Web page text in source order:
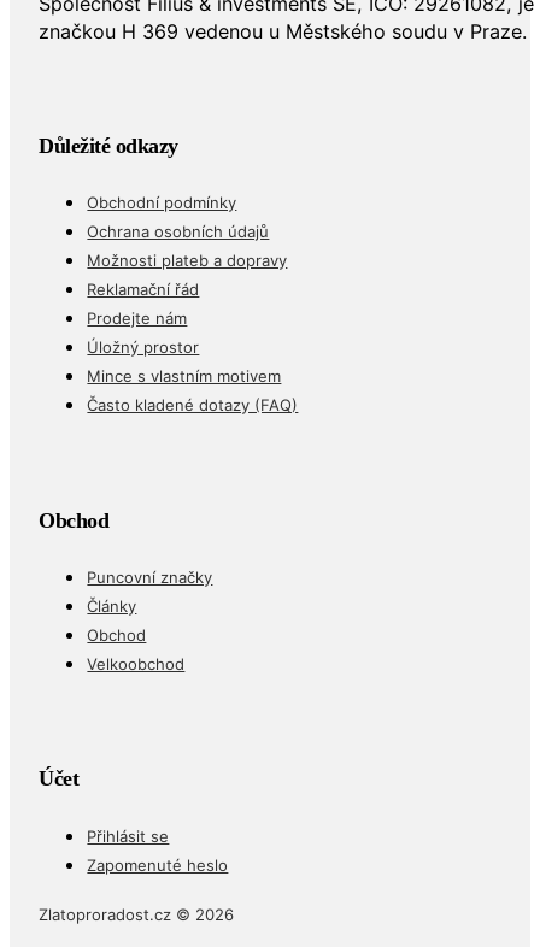
Ochrana osobních údajů
Možnosti plateb a dopravy
Reklamační řád
Prodejte nám
Úložný prostor
Mince s vlastním motivem
Často kladené dotazy (FAQ)
Články
Obchod
Velkoobchod
Zapomenuté heslo